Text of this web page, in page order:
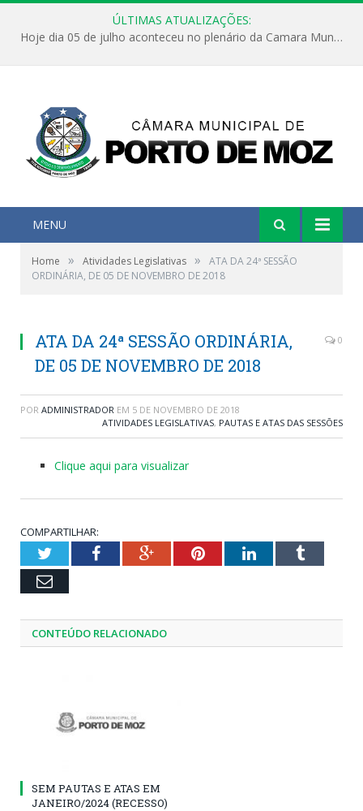
ÚLTIMAS ATUALIZAÇÕES:
Hoje dia 05 de julho aconteceu no plenário da Camara Municipal de Porto de Moz a Sessão Solene de Abertura dos Trabalhos Legislativos 2º Período da 23ª Legislatura
MENU
Home » Atividades Legislativas »
ATA DA 24ª SESSÃO
ORDINÁRIA, DE 05 DE NOVEMBRO DE 2018
ATA DA 24ª SESSÃO ORDINÁRIA,
DE 05 DE NOVEMBRO DE 2018
0
POR ADMINISTRADOR EM 5 DE NOVEMBRO DE 2018
ATIVIDADES LEGISLATIVAS, PAUTAS E ATAS DAS SESSÕES
Clique aqui para visualizar
COMPARTILHAR:
TwitterFacebookGoogle+PinterestLinkedInTumblr
Email
CONTEÚDO RELACIONADO
SEM PAUTAS E ATAS EM
JANEIRO/2024 (RECESSO)